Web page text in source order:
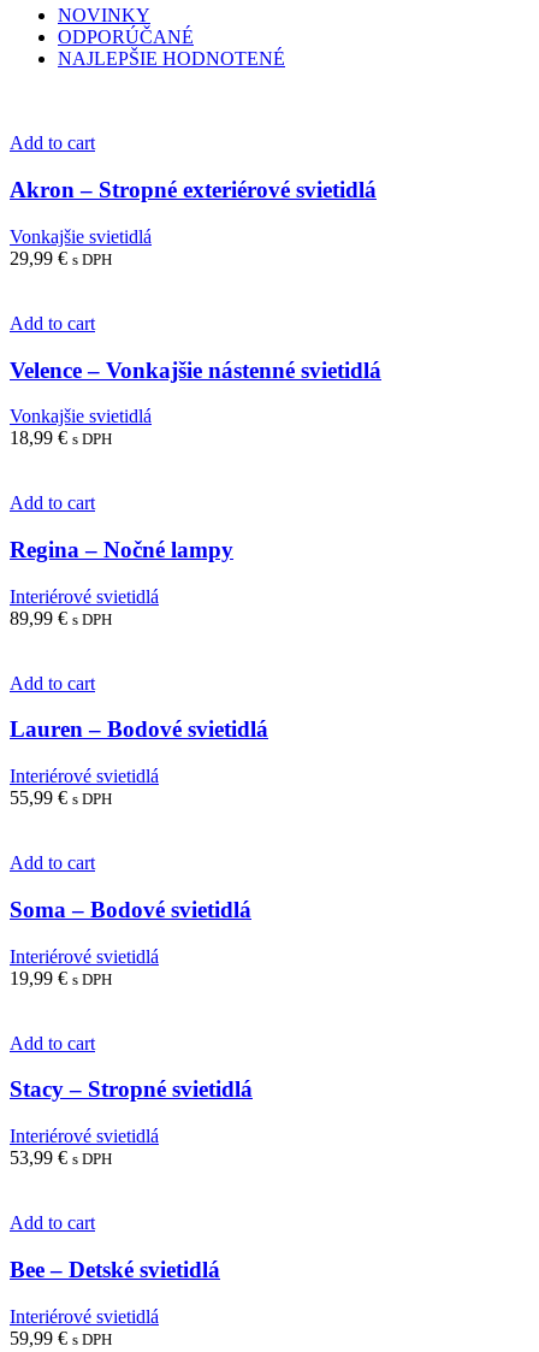
NOVINKY
ODPORÚČANÉ
NAJLEPŠIE HODNOTENÉ
Add to cart
Akron – Stropné exteriérové svietidlá
Vonkajšie svietidlá
29,99 € s DPH
Add to cart
Velence – Vonkajšie nástenné svietidlá
Vonkajšie svietidlá
18,99 € s DPH
Add to cart
Regina – Nočné lampy
Interiérové svietidlá
89,99 € s DPH
Add to cart
Lauren – Bodové svietidlá
Interiérové svietidlá
55,99 € s DPH
Add to cart
Soma – Bodové svietidlá
Interiérové svietidlá
19,99 € s DPH
Add to cart
Stacy – Stropné svietidlá
Interiérové svietidlá
53,99 € s DPH
Add to cart
Bee – Detské svietidlá
Interiérové svietidlá
59,99 € s DPH